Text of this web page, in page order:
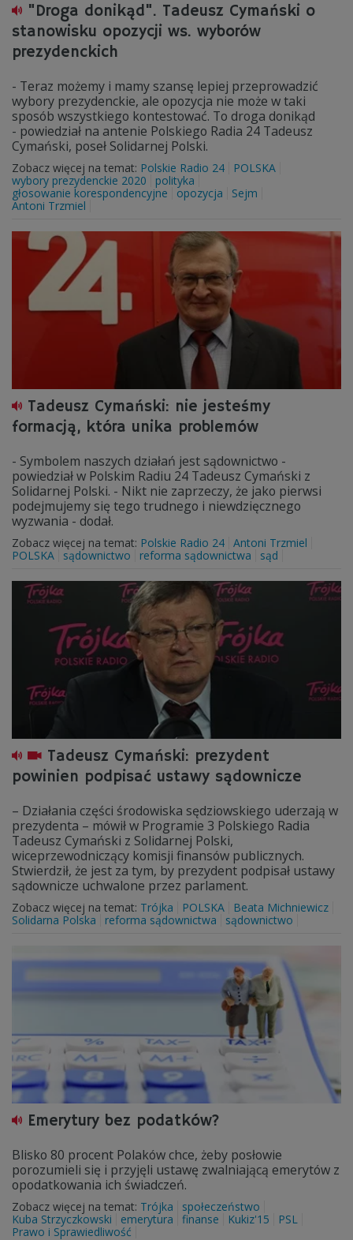
"Droga donikąd". Tadeusz Cymański o
stanowisku opozycji ws. wyborów
prezydenckich
- Teraz możemy i mamy szansę lepiej przeprowadzić
wybory prezydenckie, ale opozycja nie może w taki
sposób wszystkiego kontestować. To droga donikąd
- powiedział na antenie Polskiego Radia 24 Tadeusz
Cymański, poseł Solidarnej Polski.
Zobacz więcej na temat: Polskie Radio 24
POLSKA
wybory prezydenckie 2020
polityka
głosowanie korespondencyjne
opozycja
Sejm
Antoni Trzmiel
Tadeusz Cymański: nie jesteśmy
formacją, która unika problemów
- Symbolem naszych działań jest sądownictwo -
powiedział w Polskim Radiu 24 Tadeusz Cymański z
Solidarnej Polski. - Nikt nie zaprzeczy, że jako pierwsi
podejmujemy się tego trudnego i niewdzięcznego
wyzwania - dodał.
Zobacz więcej na temat: Polskie Radio 24 Antoni Trzmiel
POLSKA
sądownictwo reforma sądownictwa sąd
Tadeusz Cymański: prezydent
powinien podpisać ustawy sądownicze
– Działania części środowiska sędziowskiego uderzają w
prezydenta – mówił w Programie 3 Polskiego Radia
Tadeusz Cymański z Solidarnej Polski,
wiceprzewodniczący komisji finansów publicznych.
Stwierdził, że jest za tym, by prezydent podpisał ustawy
sądownicze uchwalone przez parlament.
Zobacz więcej na temat: Trójka POLSKA
Beata Michniewicz
Solidarna Polska
reforma sądownictwa sądownictwo
Emerytury bez podatków?
Blisko 80 procent Polaków chce, żeby posłowie
porozumieli się i przyjęli ustawę zwalniającą emerytów z
opodatkowania ich świadczeń.
Zobacz więcej na temat: Trójka
społeczeństwo
Kuba Strzyczkowski
emerytura finanse Kukiz'15
PSL
Prawo i Sprawiedliwość